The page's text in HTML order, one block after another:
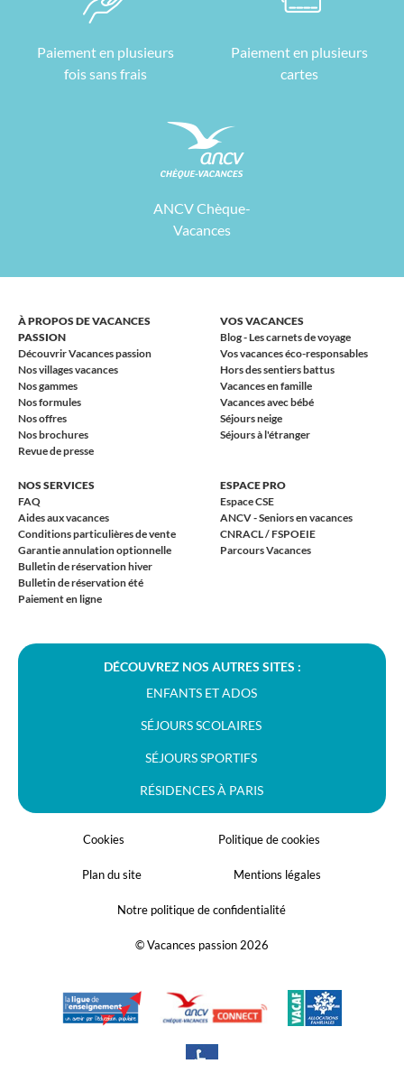
Paiement en plusieurs
fois sans frais
Paiement en plusieurs
cartes
ANCV Chèque-
Vacances
À PROPOS DE VACANCES
PASSION
Découvrir Vacances passion
Nos villages vacances
Nos gammes
Nos formules
Nos offres
Nos brochures
Revue de presse
VOS VACANCES
Blog - Les carnets de voyage
Vos vacances éco-responsables
Hors des sentiers battus
Vacances en famille
Vacances avec bébé
Séjours neige
Séjours à l'étranger
NOS SERVICES
FAQ
Aides aux vacances
Conditions particulières de vente
Garantie annulation optionnelle
Bulletin de réservation hiver
Bulletin de réservation été
Paiement en ligne
ESPACE PRO
Espace CSE
ANCV - Seniors en vacances
CNRACL / FSPOEIE
Parcours Vacances
DÉCOUVREZ NOS AUTRES SITES :
ENFANTS ET ADOS
SÉJOURS SCOLAIRES
SÉJOURS SPORTIFS
RÉSIDENCES À PARIS
Cookies Politique de cookies
Plan du site Mentions légales
Notre politique de confidentialité
© Vacances passion 2026